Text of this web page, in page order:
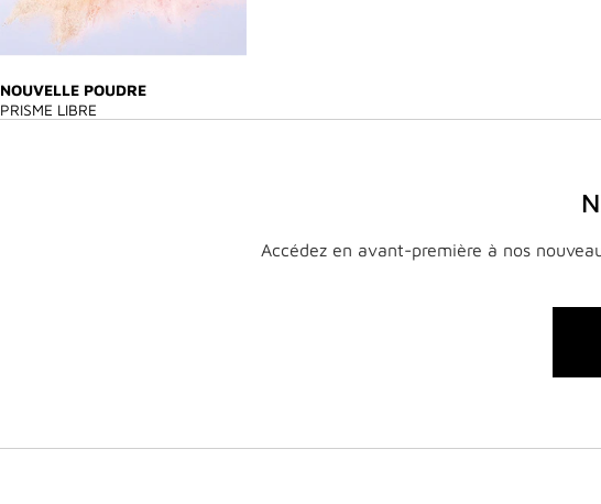
NOUVELLE POUDRE
PRISME LIBRE
Accédez en avant-première à nos